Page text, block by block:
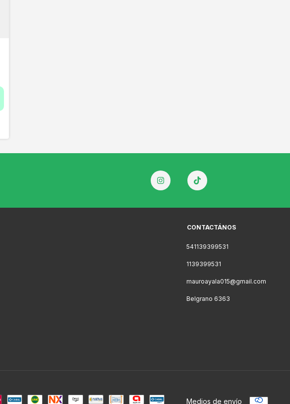
CONTACTÁNOS
541139399531
1139399531
mauroayala015@gmail.com
Belgrano 6363
Medios de envío